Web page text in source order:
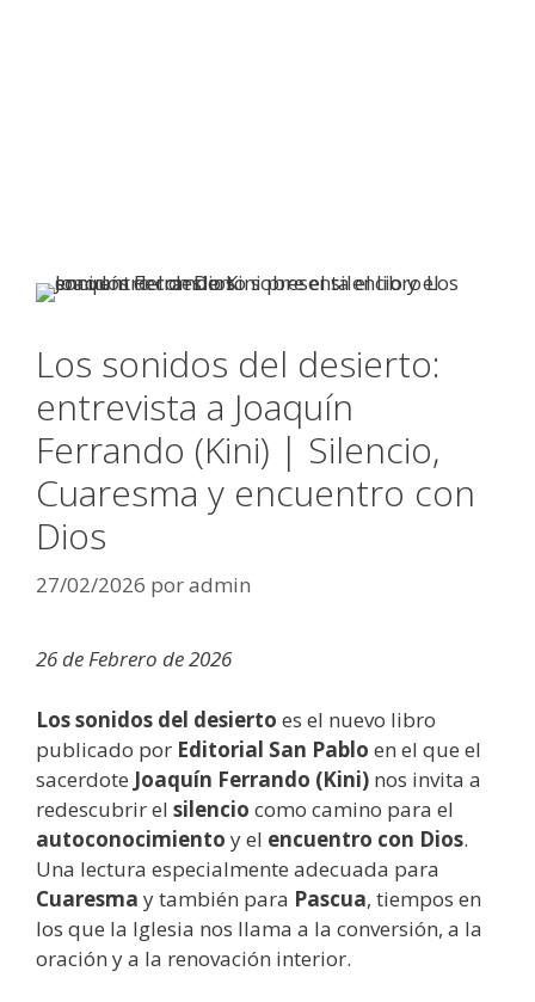
Los sonidos del desierto:
entrevista a Joaquín
Ferrando (Kini) | Silencio,
Cuaresma y encuentro con
Dios
27/02/2026 poradmin
26 de Febrero de 2026
Los sonidos del desierto es el nuevo libro
publicado por Editorial San Pablo en el que el
sacerdote Joaquín Ferrando (Kini) nos invita a
redescubrir el silencio como camino para el
autoconocimiento y el encuentro con Dios.
Una lectura especialmente adecuada para
Cuaresma y también para Pascua, tiempos en
los que la Iglesia nos llama a la conversión, a la
oración y a la renovación interior.